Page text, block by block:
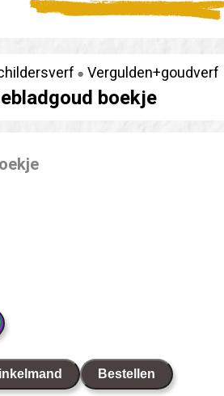
Vergulden+goudverf
boekje
Bestellen